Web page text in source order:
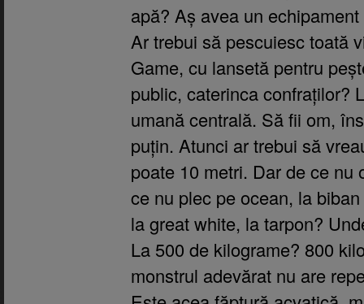
apă? Aș avea un
Ar trebui să pescuiesc toată
Game, cu lansetă pentru
public, caterinca confraților?
umană centrală. Să fii om,
puțin. Atunci ar trebui să
poate 10 metri. Dar de ce nu
ce nu plec pe ocean, la
la great white, la tarpon?
La 500 de kilograme? 800
monstrul adevărat nu are